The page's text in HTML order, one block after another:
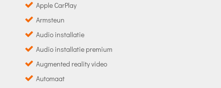
Apple CarPlay
Armsteun
Audio installatie
Audio installatie premium
Augmented reality video
Automaat